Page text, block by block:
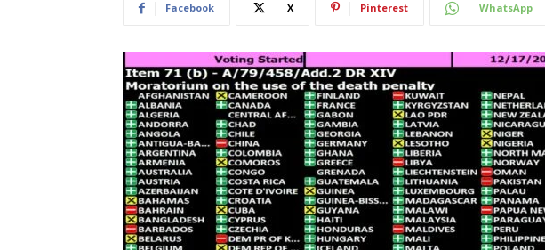
Facebook X Pinterest WhatsApp